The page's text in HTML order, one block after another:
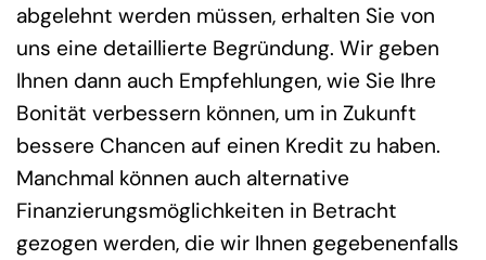
abgelehnt werden müssen, erhalten Sie von
uns eine detaillierte Begründung. Wir geben
Ihnen dann auch Empfehlungen, wie Sie Ihre
Bonität verbessern können, um in Zukunft
bessere Chancen auf einen Kredit zu haben.
Manchmal können auch alternative
Finanzierungsmöglichkeiten in Betracht
gezogen werden, die wir Ihnen gegebenenfalls